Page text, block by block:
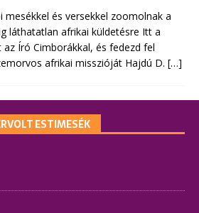
mesékkel és versekkel zoomolnak a
láthatatlan afrikai küldetésre Itt a
Író Cimborákkal, és fedezd fel
afrikai misszióját Hajdú D. […]
ESTIMESÉK